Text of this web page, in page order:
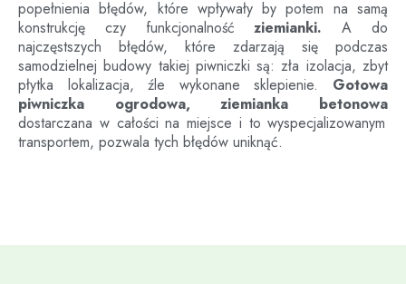
popełnienia błędów, które wpływały by potem na samą
konstrukcję czy funkcjonalnośćziemianki. A do
najczęstszych błędów, które zdarzają się podczas
samodzielnej budowy takiej piwniczki są: zła izolacja, zbyt
płytka lokalizacja, źle wykonane sklepienie. Gotowa
piwniczka ogrodowa, ziemianka betonowa
dostarczana w całości na miejsce i to wyspecjalizowanym
transportem, pozwala tych błędów uniknąć.